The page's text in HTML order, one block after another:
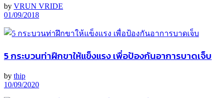
by VRUN VRIDE
01/09/2018
5 กระบวนท่าฝึกขาให้แข็งแรง เพื่อป้องกันอาการบาดเจ็บ
by thip
10/09/2020